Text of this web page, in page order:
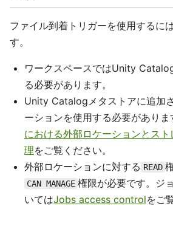
ファイル到着トリガーを使用するに
す。
ワークスペースではUnity
る必要があります。
Unity Catalogメタストアに追加
ーションを使用する必要がありま
における外部ロケーションとス
理をご覧ください。
外部ロケーションに対する READ
CAN MANAGE 権限が必要です。ジ
いてはJobs access controlをご